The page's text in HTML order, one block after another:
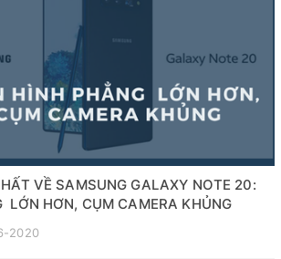
VỀ SAMSUNG GALAXY NOTE 20:
LỚN HƠN, CỤM CAMERA KHỦNG
2020